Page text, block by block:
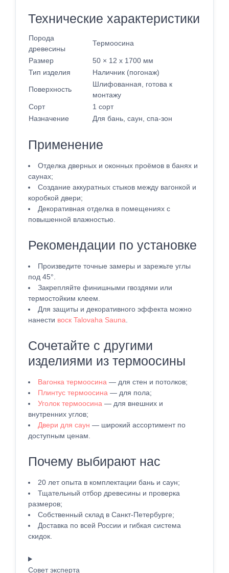
Технические характеристики
Порода
древесины
Термоосина
Размер
50 × 12 x 1700 мм
Тип изделия
Наличник (погонаж)
Поверхность
Шлифованная, готова к
монтажу
Сорт
1 сорт
Назначение
Для бань, саун, спа-зон
Применение
Отделка дверных и оконных проёмов в банях и
саунах;
Создание аккуратных стыков между вагонкой и
коробкой двери;
Декоративная отделка в помещениях с
повышенной влажностью.
Рекомендации по установке
Произведите точные замеры и зарежьте углы
под 45°.
Закрепляйте финишными гвоздями или
термостойким клеем.
Для защиты и декоративного эффекта можно
нанести воск Talovaha Sauna
Сочетайте с другими
изделиями из термоосины
Вагонка термоосина — для стен и потолков;
Плинтус термоосина — для пола;
Уголок термоосина — для внешних и
внутренних углов;
Двери для саун — широкий ассортимент по
доступным ценам.
Почему выбирают нас
20 лет опыта в комплектации бань и саун;
Тщательный отбор древесины и проверка
размеров;
Собственный склад в Санкт-Петербурге;
Доставка по всей России и гибкая система
скидок.
Совет эксперта